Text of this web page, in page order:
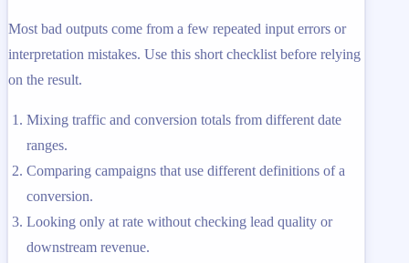
Most bad outputs come from a few repeated input errors or
interpretation mistakes. Use this short checklist before relying
on the result.
Mixing traffic and conversion totals from different date
ranges.
Comparing campaigns that use different definitions of a
conversion.
Looking only at rate without checking lead quality or
downstream revenue.